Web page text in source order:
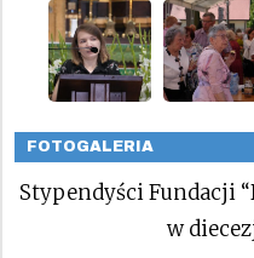
FOTOGALERIA
Stypendyści Fundacji
w